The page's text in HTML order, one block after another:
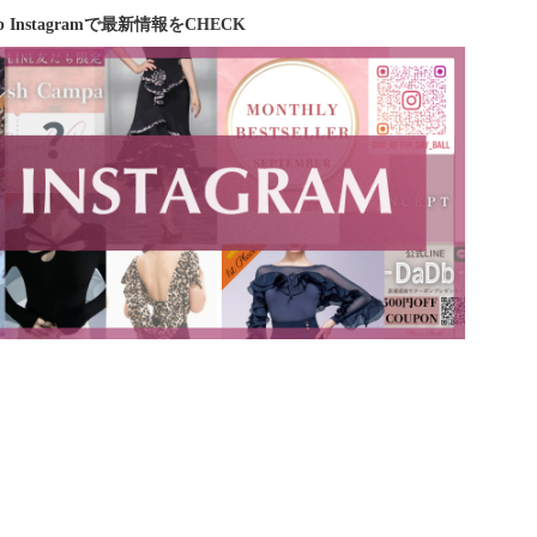
Instagramで最新情報をCHECK